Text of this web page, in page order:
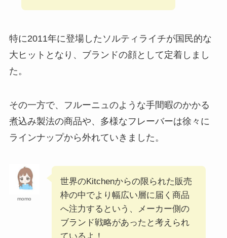
特に2011年に登場したソルティライチが国民的な
大ヒットとなり、ブランドの顔として定着しまし
た。
その一方で、フルーニュのような手間暇のかかる
煮込み製法の商品や、多様なフレーバーは徐々に
ラインナップから外れていきました。
momo
世界のKitchenからの限られた販売
枠の中でより幅広い層に届く商品
へ注力するという、メーカー側の
ブランド戦略があったと考えられ